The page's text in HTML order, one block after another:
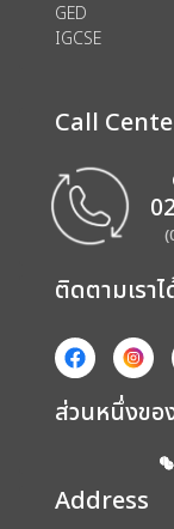
GED
IGCSE
Call
ติดตามเรา
ส่วนหนึ่งขอ
Address